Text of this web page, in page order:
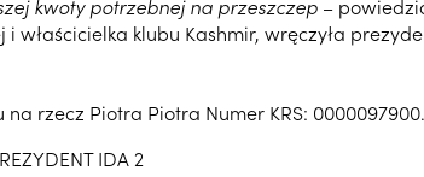
kwoty potrzebnej na przeszczep –
klubu Kashmir, wręczyła
rzecz Piotra Piotra Numer KRS: 0000097900.